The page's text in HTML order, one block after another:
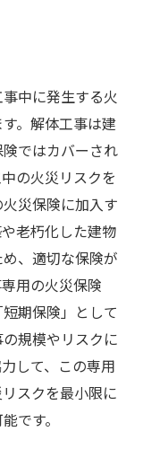
中に発生する火
。解体工事は建
ではカバーされ
の火災リスクを
災保険に加入す
老朽化した建物
、適切な保険が
用の火災保険
期保険」として
規模やリスクに
して、この専用
スクを最小限に
です。